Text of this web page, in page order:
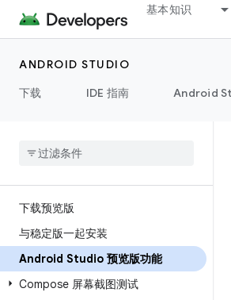
基本知识
ANDROID STUDIO
下载
IDE 指南 Android
下载预览版
与稳定版一起安装
Android Studio 预览版功能
Compose 屏幕截图测试